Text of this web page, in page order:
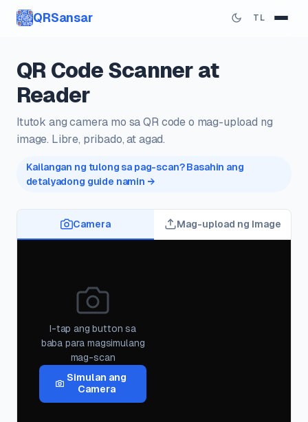
QRSansar TL
QR Code Scanner at
Reader
Itutok ang camera mo sa QR code o mag-upload ng
image. Libre, pribado, at agad.
Kailangan ng tulong sa pag-scan? Basahin ang
detalyadong guide namin →
Camera Mag-upload ng Image
I-tap ang button sa
baba para magsimulang
mag-scan
Simulan ang
Camera